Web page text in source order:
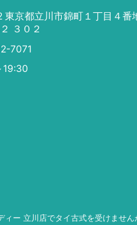
京都立川市錦町１丁目４番
３０２
7071
19:30
ィー 立川店でタイ古式を受けません